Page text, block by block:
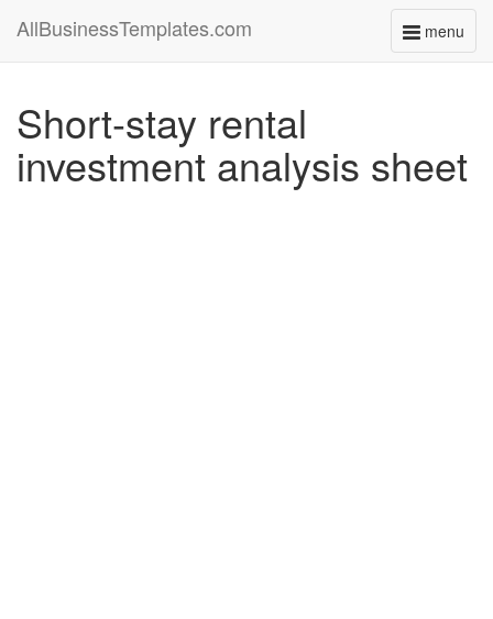
menu
Toggle
AllBusinessTemplates.com
Short-stay rental
investment analysis sheet